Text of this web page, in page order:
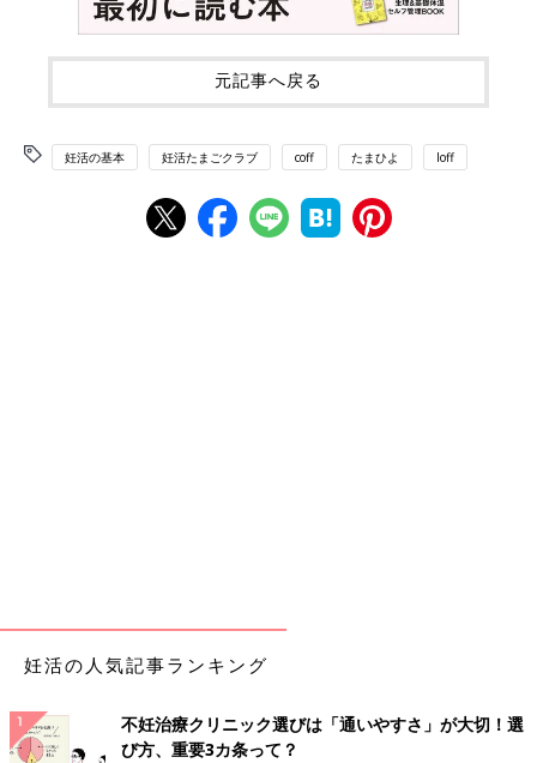
元記事へ戻る
妊活の基本 妊活たまごクラブ coff たまひよ loff
妊活の人気記事ランキング
不妊治療クリニック選びは「通いやすさ」が大切！選
び方、重要3カ条って？